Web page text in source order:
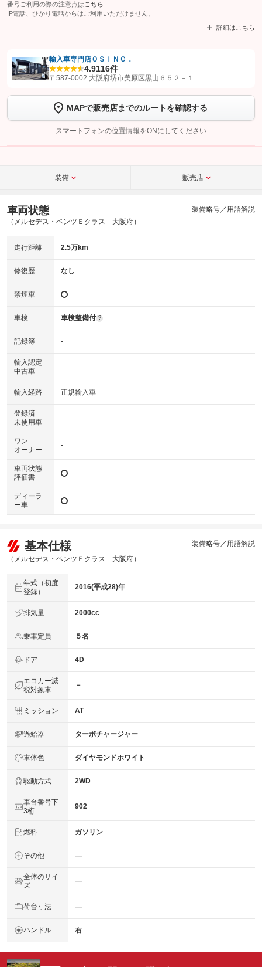
番号ご利用の際の注意点は こちら
IP電話、ひかり電話からはご利用いただけません。
詳細はこちら
【STEP1】認証画面でグーネットを友だち追加してから「許可する」ボタンを押
トーク画面で
ボタンをタップして問い合わせを
完了してください。
こちら
輸入車専門店ＯＳＩＮＣ．
4.9116件
〒587-0002 大阪府堺市美原区黒山６５２－１
MAPで販売店までのルートを確認する
スマートフォンの位置情報をONにしてください
装備 販売店
車両状態
（メルセデス・ベンツＥクラス 大阪府）
装備略号／用語解説
走行距離 2.5万km
修復歴 なし
禁煙車
車検 車検整備付 ?
記録簿 -
輸入認定
中古車
-
輸入経路 正規輸入車
登録済
未使用車
-
ワン
オーナー
-
車両状態
評価書
ディーラ
ー車
基本仕様
（メルセデス・ベンツＥクラス 大阪府）
装備略号／用語解説
年式（初度
登録）
2016(平成28)年
排気量 2000cc
乗車定員 ５名
ドア 4D
エコカー減
税対象車
－
ミッション AT
過給器 ターボチャージャー
車体色 ダイヤモンドホワイト
駆動方式 2WD
車台番号下
3桁
902
燃料 ガソリン
その他 ―
全体のサイ
ズ
―
荷台寸法 ―
ハンドル 右